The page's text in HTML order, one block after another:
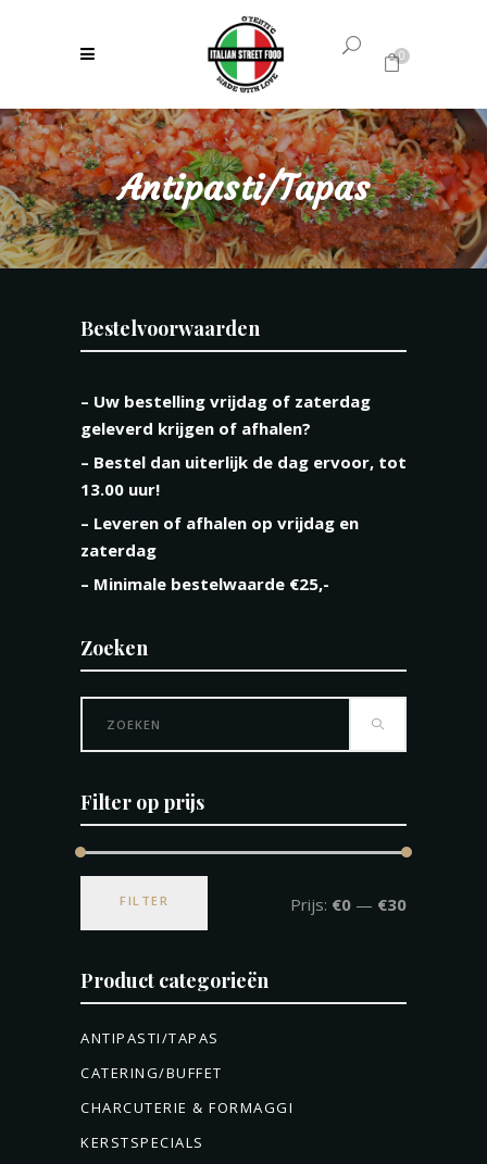
0
Geen producten in uw winkelwagen.
Antipasti/Tapas
Bestelvoorwaarden
– Uw bestelling vrijdag of zaterdag
geleverd krijgen of afhalen?
– Bestel dan uiterlijk de dag ervoor, tot
13.00 uur!
– Leveren of afhalen op vrijdag en
zaterdag
– Minimale bestelwaarde €25,-
Zoeken
Filter op prijs
FILTER Prijs: €0 — €30
Product categorieën
ANTIPASTI/TAPAS
CATERING/BUFFET
CHARCUTERIE & FORMAGGI
KERSTSPECIALS